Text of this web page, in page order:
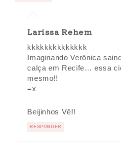
Larissa Rehem
kkkkkkkkkkkkkk
Imaginando Verônica
calça em Recife… essa
mesmo!!
=x
Beijinhos Vê!!
RESPONDER